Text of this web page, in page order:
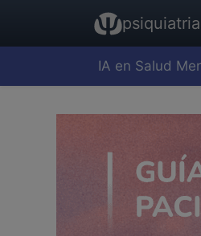
IA en Salud